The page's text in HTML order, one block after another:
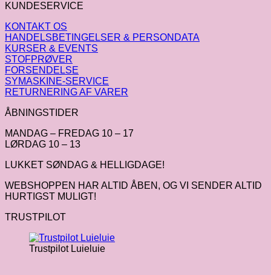
KUNDESERVICE
KONTAKT OS
HANDELSBETINGELSER & PERSONDATA
KURSER & EVENTS
STOFPRØVER
FORSENDELSE
SYMASKINE-SERVICE
RETURNERING AF VARER
ÅBNINGSTIDER
MANDAG – FREDAG 10 – 17
LØRDAG 10 – 13
LUKKET SØNDAG & HELLIGDAGE!
WEBSHOPPEN HAR ALTID ÅBEN, OG VI SENDER ALTID
HURTIGST MULIGT!
TRUSTPILOT
Trustpilot Luieluie